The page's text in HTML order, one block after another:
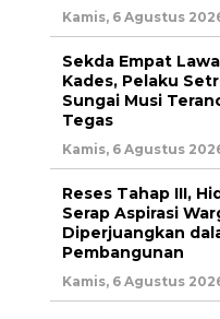
Kamis, 6 Agustus
Sekda Empat
Kades, Pelaku
Sungai Musi
Tegas
Kamis, 6 Agustus
Reses Tahap III,
Serap Aspirasi
Diperjuangkan
Pembangunan
Kamis, 6 Agustus